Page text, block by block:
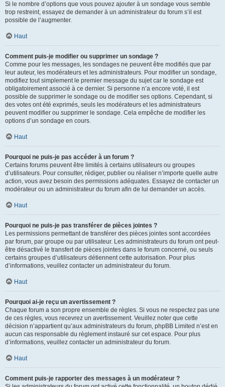
Si le nombre d’options que vous pouvez ajouter à un sondage vous semble
trop restreint, essayez de demander à un administrateur du forum s’il est
possible de l’augmenter.
Haut
Comment puis-je modifier ou supprimer un sondage ?
Comme pour les messages, les sondages ne peuvent être modifiés que par
leur auteur, les modérateurs et les administrateurs. Pour modifier un sondage,
modifiez tout simplement le premier message du sujet car le sondage est
obligatoirement associé à ce dernier. Si personne n’a encore voté, il est
possible de supprimer le sondage ou de modifier ses options. Cependant, si
des votes ont été exprimés, seuls les modérateurs et les administrateurs
peuvent modifier ou supprimer le sondage. Cela empêche de modifier les
options d’un sondage en cours.
Haut
Pourquoi ne puis-je pas accéder à un forum ?
Certains forums peuvent être limités à certains utilisateurs ou groupes
d’utilisateurs. Pour consulter, rédiger, publier ou réaliser n’importe quelle autre
action, vous avez besoin des permissions adéquates. Essayez de contacter un
modérateur ou un administrateur du forum afin de lui demander un accès.
Haut
Pourquoi ne puis-je pas transférer de pièces jointes ?
Les permissions permettant de transférer des pièces jointes sont accordées
par forum, par groupe ou par utilisateur. Les administrateurs du forum ont peut-
être désactivé le transfert de pièces jointes dans le forum concerné, ou seuls
certains groupes d’utilisateurs détiennent cette autorisation. Pour plus
d’informations, veuillez contacter un administrateur du forum.
Haut
Pourquoi ai-je reçu un avertissement ?
Chaque forum a son propre ensemble de règles. Si vous ne respectez pas une
de ces règles, vous recevrez un avertissement. Veuillez noter que cette
décision n’appartient qu’aux administrateurs du forum, phpBB Limited n’est en
aucun cas responsable du règlement instauré sur cet espace. Pour plus
d’informations, veuillez contacter un administrateur du forum.
Haut
Comment puis-je rapporter des messages à un modérateur ?